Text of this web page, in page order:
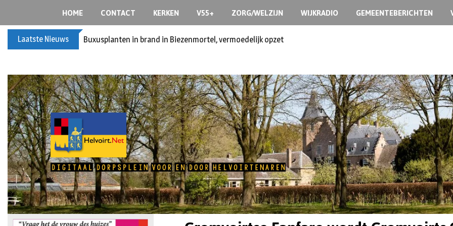
HOME CONTACT KERKEN V55+ ZORG/WELZIJN WIJKRADIO GEMEENTEBERICHTEN
Laatste Nieuws Buxusplanten in brand in Biezenmortel, vermoedelijk opzet